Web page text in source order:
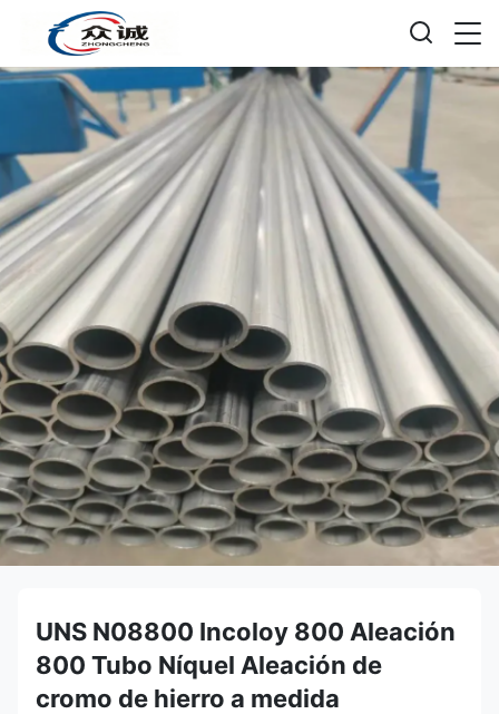
UNS N08800 Incoloy 800 Aleación
800 Tubo Níquel Aleación de
cromo de hierro a medida